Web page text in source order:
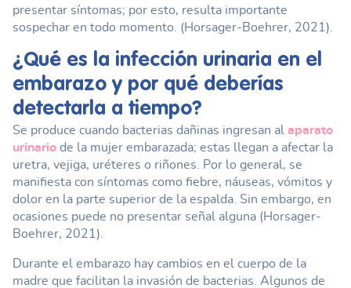
presentar síntomas; por esto, resulta importante
sospechar en todo momento. (Horsager-Boehrer, 2021).
¿Qué es la infección urinaria en el
embarazo y por qué deberías
detectarla a tiempo?
Se produce cuando bacterias dañinas ingresan al aparato
urinario de la mujer embarazada; estas llegan a afectar la
uretra, vejiga, uréteres o riñones. Por lo general, se
manifiesta con síntomas como fiebre, náuseas, vómitos y
dolor en la parte superior de la espalda. Sin embargo, en
ocasiones puede no presentar señal alguna (Horsager-
Boehrer, 2021).
Durante el embarazo hay cambios en el cuerpo de la
madre que facilitan la invasión de bacterias. Algunos de